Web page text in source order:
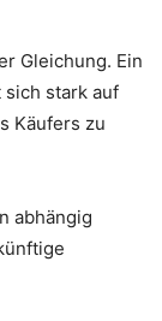
Gleichung. Ein
stark auf
Käufers zu
abhängig